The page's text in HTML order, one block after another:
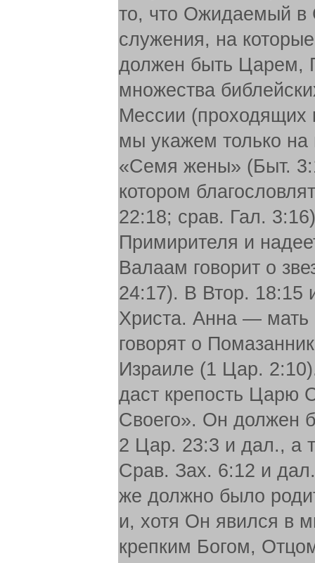
то, что Ожидаемый в
служения, на
должен быть Царем,
множества
Мессии (проходящих
мы укажем только
«Семя жены» (Быт.
котором
22:18; срав. Гал.
Примирителя и
Валаам говорит о
24:17). В Втор. 18:15
Христа. Анна — мать
говорят о
Израиле (1 Цар.
даст крепость Царю
Своего». Он должен
2 Цар. 23:3 и дал., а
Срав. Зах. 6:12 и
же должно было
и, хотя Он явился в
крепким Богом,